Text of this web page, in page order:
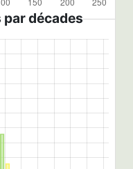
décades